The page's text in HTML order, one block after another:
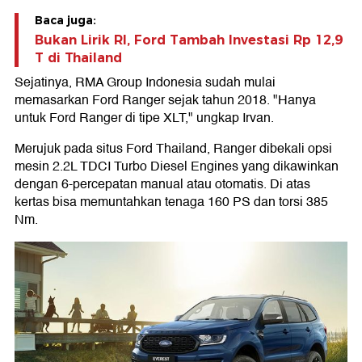
Baca juga:
Bukan Lirik RI, Ford Tambah Investasi Rp 12,9
T di Thailand
Sejatinya, RMA Group Indonesia sudah mulai
memasarkan Ford Ranger sejak tahun 2018. "Hanya
untuk Ford Ranger di tipe XLT," ungkap Irvan.
Merujuk pada situs Ford Thailand, Ranger dibekali opsi
mesin 2.2L TDCI Turbo Diesel Engines yang dikawinkan
dengan 6-percepatan manual atau otomatis. Di atas
kertas bisa memuntahkan tenaga 160 PS dan torsi 385
Nm.